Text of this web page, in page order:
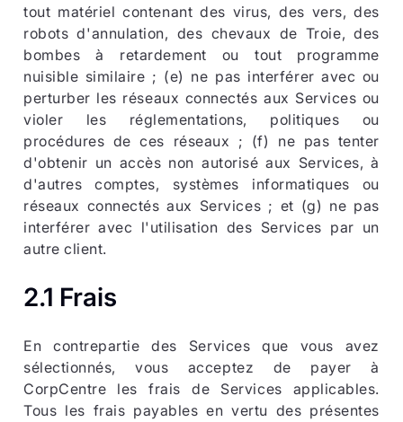
tout matériel contenant des virus, des vers, des
robots d'annulation, des chevaux de Troie, des
bombes à retardement ou tout programme
nuisible similaire ; (e) ne pas interférer avec ou
perturber les réseaux connectés aux Services ou
violer les réglementations, politiques ou
procédures de ces réseaux ; (f) ne pas tenter
d'obtenir un accès non autorisé aux Services, à
d'autres comptes, systèmes informatiques ou
réseaux connectés aux Services ; et (g) ne pas
interférer avec l'utilisation des Services par un
autre client.
2.1 Frais
En contrepartie des Services que vous avez
sélectionnés, vous acceptez de payer à
CorpCentre les frais de Services applicables.
Tous les frais payables en vertu des présentes